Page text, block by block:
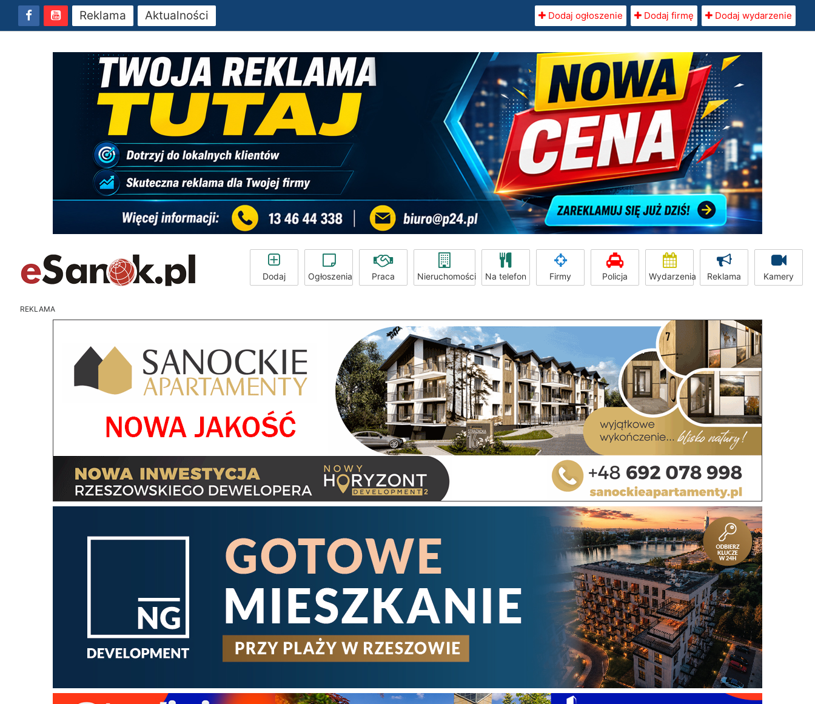
Reklama Aktualności Dodaj ogłoszenie Dodaj firmę Dodaj wydarzenie
Dodaj Ogłoszenia Praca Nieruchomości Na telefon Firmy Policja Wydarzenia Reklama Kamery
REKLAMA